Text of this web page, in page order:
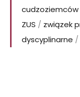
cudzoziemców
ZUS / związek
dyscyplinarne /